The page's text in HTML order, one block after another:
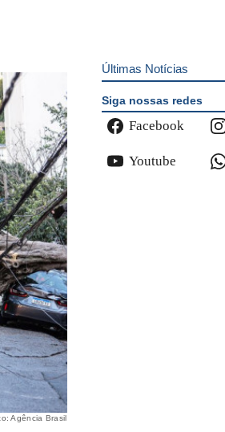
Agência Brasil
Últimas Notícias
Siga nossas redes
Facebook
Youtube